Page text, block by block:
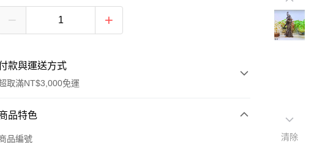
款與運送方式
取滿NT$3,000免運
付款方式
用卡一次付款
品特色
品編號
清除